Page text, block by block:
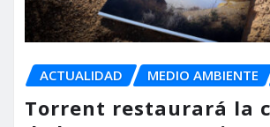
ACTUALIDAD MEDIO AMBIENTE
Torrent restaurará la